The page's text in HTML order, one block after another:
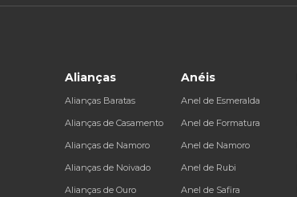
Alianças
Alianças Baratas
Alianças de Casamento
Alianças de Namoro
Alianças de Noivado
Alianças de Ouro
Anéis
Anel de Esmeralda
Anel de Formatura
Anel de Namoro
Anel de Rubi
Anel de Safira